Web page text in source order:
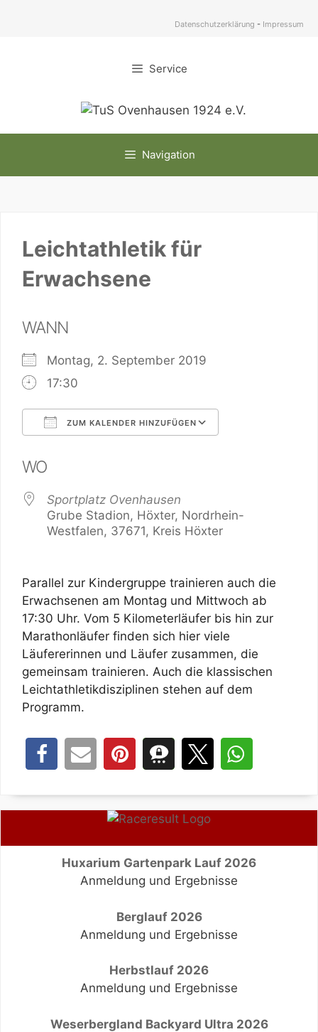
Datenschutzerklärung - Impressum
Service
Navigation
Leichtathletik für
Erwachsene
WANN
Montag, 2. September 2019
17:30
ZUM KALENDER HINZUFÜGEN
WO
Sportplatz Ovenhausen
Grube Stadion, Höxter, Nordrhein-
Westfalen, 37671, Kreis Höxter
Parallel zur Kindergruppe trainieren auch die
Erwachsenen am Montag und Mittwoch ab
17:30 Uhr. Vom 5 Kilometerläufer bis hin zur
Marathonläufer finden sich hier viele
Läufererinnen und Läufer zusammen, die
gemeinsam trainieren. Auch die klassischen
Leichtathletikdisziplinen stehen auf dem
Programm.
Huxarium Gartenpark Lauf 2026
Anmeldung und Ergebnisse
Berglauf 2026
Anmeldung und Ergebnisse
Herbstlauf 2026
Anmeldung und Ergebnisse
Weserbergland Backyard Ultra 2026